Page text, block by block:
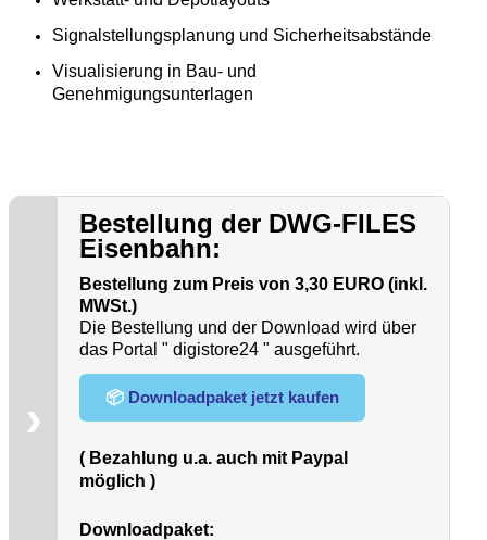
Signalstellungsplanung und Sicherheitsabstände
Visualisierung in Bau- und
Genehmigungsunterlagen
›
Bestellung der DWG-FILES
Eisenbahn:
Bestellung zum Preis von 3,30 EURO (inkl.
MWSt.)
Die Bestellung und der Download wird über
das Portal " digistore24 " ausgeführt.
📦 Downloadpaket jetzt kaufen
( Bezahlung u.a. auch mit Paypal
möglich )
Downloadpaket: